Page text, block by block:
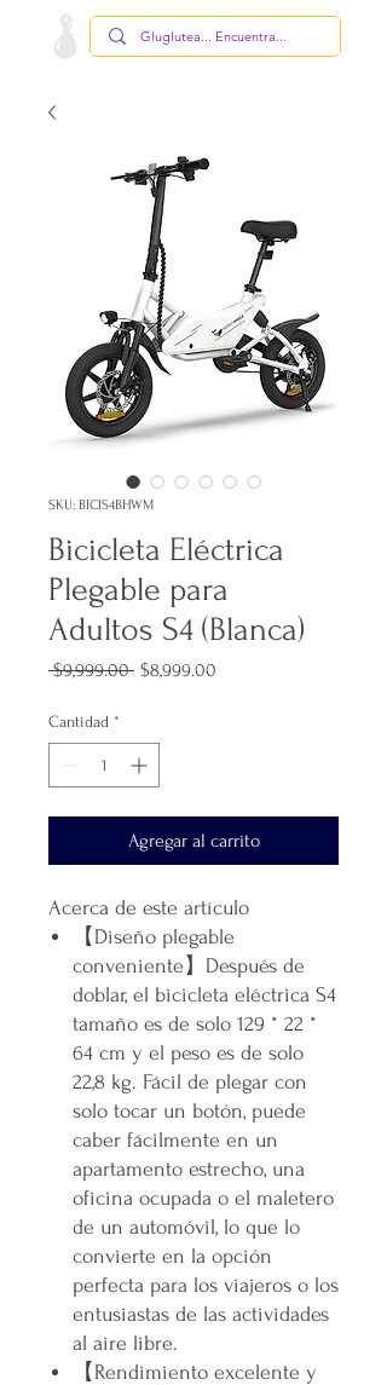
SKU: BICIS4BHWM
Bicicleta Eléctrica
Plegable para
Adultos S4 (Blanca)
$9,999.00 Precio
$8,999.00
Cantidad *
Agregar al carrito
Acerca de este artículo
【Diseño plegable
conveniente】Después de
doblar, el bicicleta eléctrica S4
tamaño es de solo 129 * 22 *
64 cm y el peso es de solo
22,8 kg. Fácil de plegar con
solo tocar un botón, puede
caber fácilmente en un
apartamento estrecho, una
oficina ocupada o el maletero
de un automóvil, lo que lo
convierte en la opción
perfecta para los viajeros o los
entusiastas de las actividades
al aire libre.
【Rendimiento excelente y